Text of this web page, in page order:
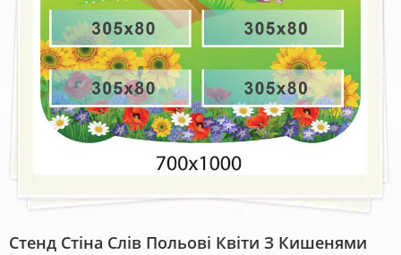
Стенд Стіна Слів Польові Квіти З Кишенями